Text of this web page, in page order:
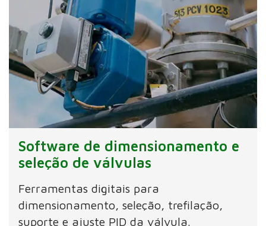
Software de dimensionamento e
seleção de válvulas
Ferramentas digitais para
dimensionamento, seleção, trefilação,
suporte e ajuste PID da válvula.